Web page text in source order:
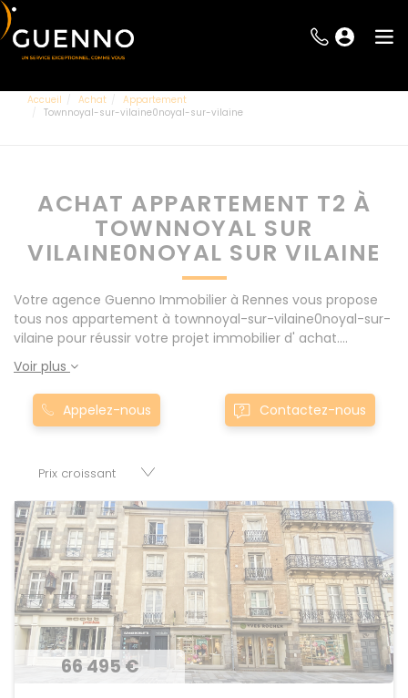
Accueil Achat
Appartement
Townnoyal-sur-vilaine0noyal-sur-vilaine
ACHAT APPARTEMENT T2 À
TOWNNOYAL SUR
VILAINE0NOYAL SUR VILAINE
Votre agence Guenno Immobilier à Rennes vous propose
tous nos appartement à townnoyal-sur-vilaine0noyal-sur-
vilaine pour réussir votre projet immobilier d' achat.
Consultez l'ensemble de nos offres à Rennes mais
également aux alentours : Le Rheu, Pacé, Montgermont...
Nos appartement T2 à townnoyal-sur-vilaine0noyal-sur-
vilaine sont proposés au meilleur prix du marché pour
cessions de baux, fonds de commerces, appartements,
Voir plus
Appelez-nous Contactez-nous
66 495 €